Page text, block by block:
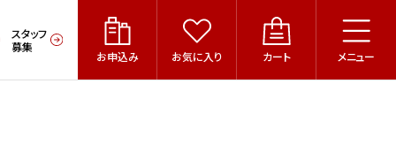
お申込み お気に入り カート メニュー
スタッフ
募集